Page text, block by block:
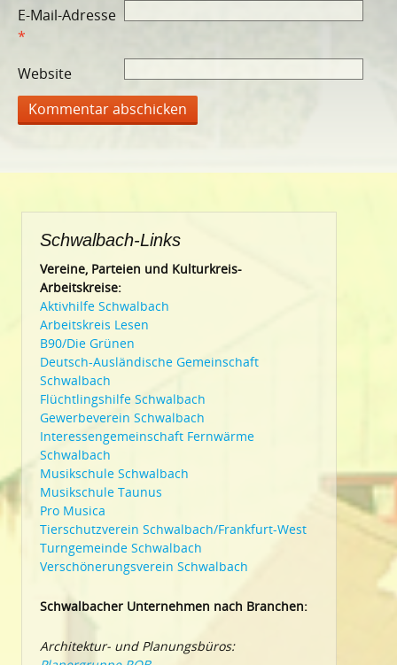
E-Mail-Adresse
*
Website
Schwalbach-Links
Vereine, Parteien und Kulturkreis-
Arbeitskreise:
Aktivhilfe Schwalbach
Arbeitskreis Lesen
B90/Die Grünen
Deutsch-Ausländische Gemeinschaft
Schwalbach
Flüchtlingshilfe Schwalbach
Gewerbeverein Schwalbach
Interessengemeinschaft Fernwärme
Schwalbach
Musikschule Schwalbach
Musikschule Taunus
Pro Musica
Tierschutzverein Schwalbach/Frankfurt-West
Turngemeinde Schwalbach
Verschönerungsverein Schwalbach
Schwalbacher Unternehmen nach Branchen:
Architektur- und Planungsbüros: